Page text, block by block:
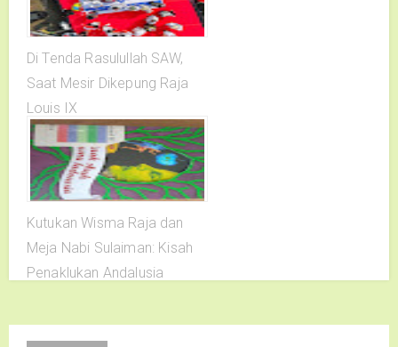
Di Tenda Rasulullah SAW,
Saat Mesir Dikepung Raja
Louis IX
Kutukan Wisma Raja dan
Meja Nabi Sulaiman: Kisah
Penaklukan Andalusia